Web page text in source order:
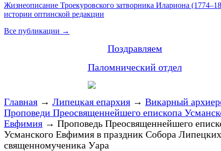
Жизнеописание Троекуровского затворника Илариона
истории оптинской редакции
Все публикации →
Поздравляем
Паломнический отдел
Главная → Липецкая епархия → Викарный
Проповеди Преосвященнейшего епископа
Евфимия → Проповедь Преосвященнейшего
Усманского Евфимия в праздник Собора
священномученика Уара